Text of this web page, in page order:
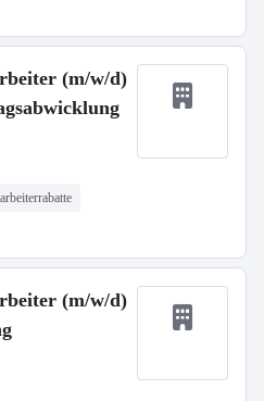
(m/w/d)
(m/w/d)